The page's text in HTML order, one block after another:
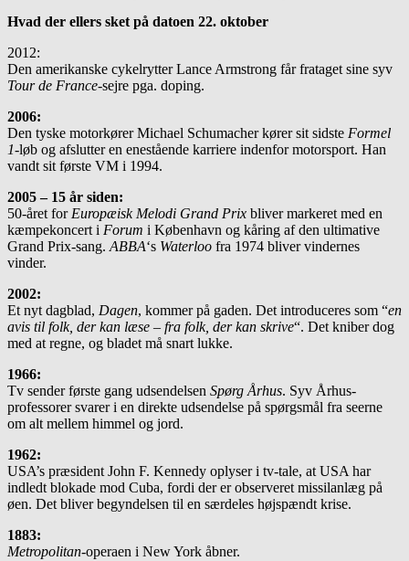
Hvad der ellers sket på datoen 22. oktober
2012:
Den amerikanske cykelrytter Lance Armstrong får frataget sine syv
Tour de France-sejre pga. doping.
2006:
Den tyske motorkører Michael Schumacher kører sit sidste Formel
1-løb og afslutter en enestående karriere indenfor motorsport. Han
vandt sit første VM i 1994.
2005 – 15 år siden:
50-året for Europæisk Melodi Grand Prix bliver markeret med en
kæmpekoncert i Forum i København og kåring af den ultimative
Grand Prix-sang. ABBA‘s Waterloo fra 1974 bliver vindernes
vinder.
2002:
Et nyt dagblad, Dagen, kommer på gaden. Det introduceres som “en
avis til folk, der kan læse – fra folk, der kan skrive“. Det kniber dog
med at regne, og bladet må snart lukke.
1966:
Tv sender første gang udsendelsen Spørg Århus. Syv Århus-
professorer svarer i en direkte udsendelse på spørgsmål fra seerne
om alt mellem himmel og jord.
1962:
USA’s præsident John F. Kennedy oplyser i tv-tale, at USA har
indledt blokade mod Cuba, fordi der er ob­ser­veret missilanlæg på
øen. Det bliver begyndelsen til en særdeles højspændt krise.
1883:
Metropolitan-operaen i New York åbner.